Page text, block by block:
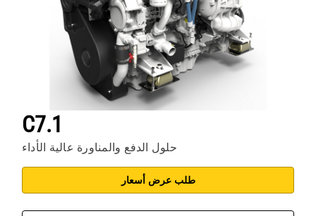
C7.1
حلول الدفع والمناورة عالية الأداء
طلب عرض أسعار